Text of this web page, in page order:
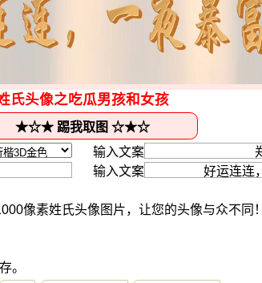
氏头像之吃瓜男孩和女孩
输入文案
输入文案
像素姓氏头像图片，让您的头像与众不同
。